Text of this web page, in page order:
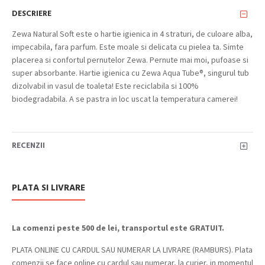
DESCRIERE
Zewa Natural Soft este o hartie igienica in 4 straturi, de culoare alba,
impecabila, fara parfum. Este moale si delicata cu pielea ta. Simte
placerea si confortul pernutelor Zewa. Pernute mai moi, pufoase si
super absorbante. Hartie igienica cu Zewa Aqua Tube®, singurul tub
dizolvabil in vasul de toaleta! Este reciclabila si 100%
biodegradabila. A se pastra in loc uscat la temperatura camerei!
RECENZII
PLATA SI LIVRARE
La comenzi peste 500 de lei, transportul este GRATUIT.
PLATA ONLINE CU CARDUL SAU NUMERAR LA LIVRARE (RAMBURS). Plata
comenzii se face online cu cardul sau numerar, la curier, in momentul